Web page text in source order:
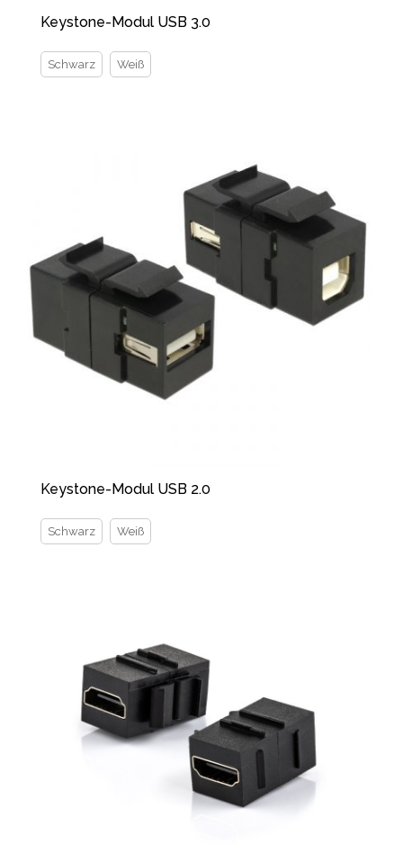
Keystone-Modul USB 3.0
Schwarz Weiß
Keystone-Modul USB 2.0
Schwarz Weiß